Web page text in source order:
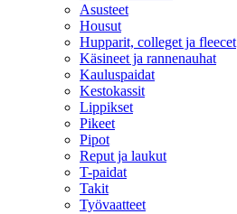
Asusteet
Housut
Hupparit, colleget ja fleecet
Käsineet ja rannenauhat
Kauluspaidat
Kestokassit
Lippikset
Pikeet
Pipot
Reput ja laukut
T-paidat
Takit
Työvaatteet